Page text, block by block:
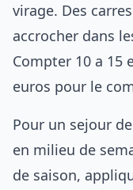
virage. Des
accrocher dans
Compter 10 a 15
euros pour le
Pour un sejour
en milieu de
de saison,